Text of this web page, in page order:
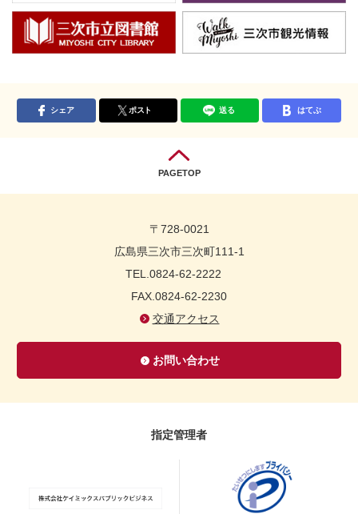
シェア ポスト 送る はてぶ
PAGETOP
〒728-0021
広島県三次市三次町111-1
TEL.0824-62-2222
FAX.0824-62-2230
交通アクセス
お問い合わせ
指定管理者